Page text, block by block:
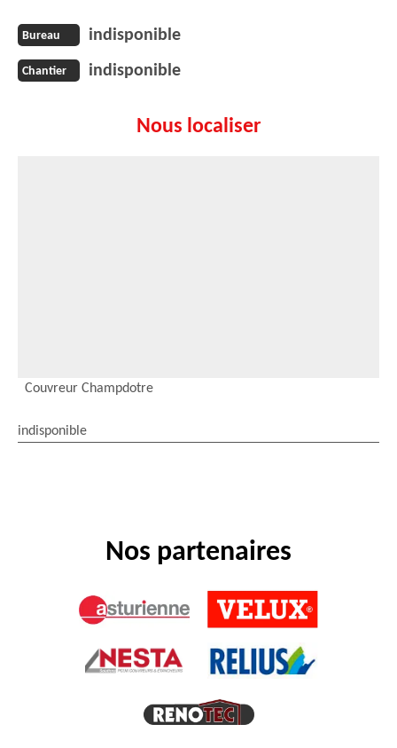
Bureau indisponible
Chantier indisponible
Nous localiser
Couvreur Champdotre
indisponible
Nos partenaires